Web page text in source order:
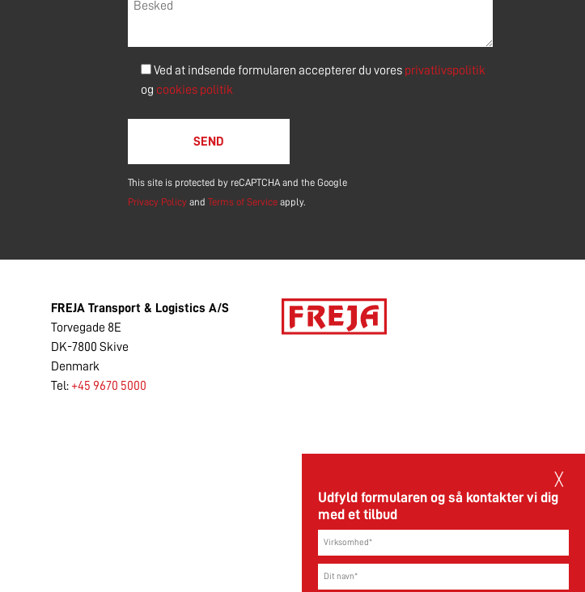
╳
Udfyld formularen og så kontakter vi dig
med et tilbud
Ved at indsende formularen accepterer du vores privatlivspolitik
og cookies politik
This site is protected by reCAPTCHA and the Google
Privacy Policy and Terms of Service apply.
FREJA Transport & Logistics A/S
Torvegade 8E
DK-7800 Skive
Denmark
Tel: +45 9670 5000